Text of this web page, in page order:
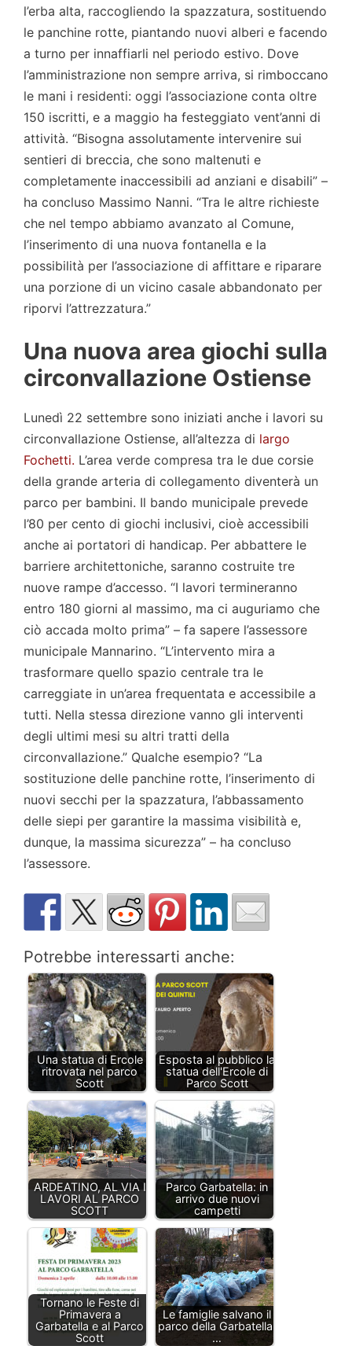
l’erba alta, raccogliendo la spazzatura, sostituendo
le panchine rotte, piantando nuovi alberi e facendo
a turno per innaffiarli nel periodo estivo. Dove
l’amministrazione non sempre arriva, si rimboccano
le mani i residenti: oggi l’associazione conta oltre
150 iscritti, e a maggio ha festeggiato vent’anni di
attività. “Bisogna assolutamente intervenire sui
sentieri di breccia, che sono maltenuti e
completamente inaccessibili ad anziani e disabili” –
ha concluso Massimo Nanni. “Tra le altre richieste
che nel tempo abbiamo avanzato al Comune,
l’inserimento di una nuova fontanella e la
possibilità per l’associazione di affittare e riparare
una porzione di un vicino casale abbandonato per
riporvi l’attrezzatura.”
Una nuova area giochi sulla
circonvallazione Ostiense
Lunedì 22 settembre sono iniziati anche i lavori su
circonvallazione Ostiense, all’altezza di largo
Fochetti. L’area verde compresa tra le due corsie
della grande arteria di collegamento diventerà un
parco per bambini. Il bando municipale prevede
l’80 per cento di giochi inclusivi, cioè accessibili
anche ai portatori di handicap. Per abbattere le
barriere architettoniche, saranno costruite tre
nuove rampe d’accesso. “I lavori termineranno
entro 180 giorni al massimo, ma ci auguriamo che
ciò accada molto prima” – fa sapere l’assessore
municipale Mannarino. “L’intervento mira a
trasformare quello spazio centrale tra le
carreggiate in un’area frequentata e accessibile a
tutti. Nella stessa direzione vanno gli interventi
degli ultimi mesi su altri tratti della
circonvallazione.” Qualche esempio? “La
sostituzione delle panchine rotte, l’inserimento di
nuovi secchi per la spazzatura, l’abbassamento
delle siepi per garantire la massima visibilità e,
dunque, la massima sicurezza” – ha concluso
l’assessore.
Potrebbe interessarti anche:
Una statua di Ercole
ritrovata nel parco
Scott
Esposta al pubblico la
statua dell'Ercole di
Parco Scott
ARDEATINO, AL VIA I
LAVORI AL PARCO
SCOTT
Parco Garbatella: in
arrivo due nuovi
campetti
Tornano le Feste di
Primavera a
Garbatella e al Parco
Scott
Le famiglie salvano il
parco della Garbatella:
…